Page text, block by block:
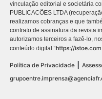
vinculação editorial e societária
PUBLICACÕES LTDA
realizamos cobranças e que
contrato de assinatura da revista
autorizamos terceiros a fazê-lo,
conteúdo digital “https://
Política de Privacidade